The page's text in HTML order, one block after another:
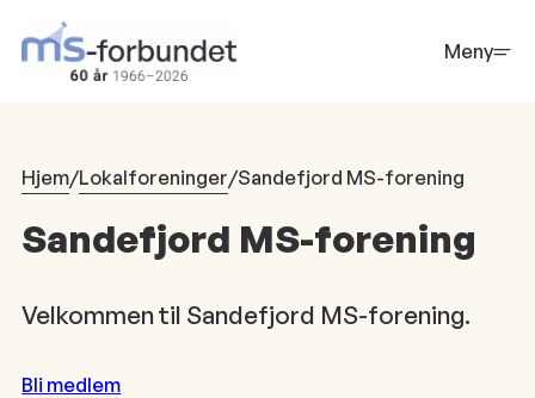
hovedinnhold
Meny
Hjem/Lokalforeninger/Sandefjord MS-forening
Sandefjord MS-forening
Velkommen til Sandefjord MS-forening.
Bli medlem